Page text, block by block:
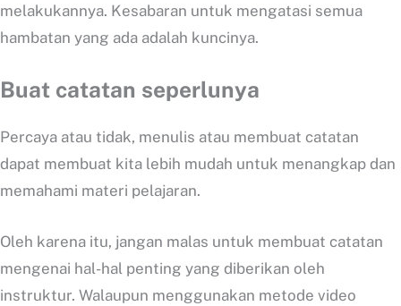
melakukannya. Kesabaran untuk mengatasi semua
hambatan yang ada adalah kuncinya.
Buat catatan seperlunya
Percaya atau tidak, menulis atau membuat catatan
dapat membuat kita lebih mudah untuk menangkap dan
memahami materi pelajaran.
Oleh karena itu, jangan malas untuk membuat catatan
mengenai hal-hal penting yang diberikan oleh
instruktur. Walaupun menggunakan metode video